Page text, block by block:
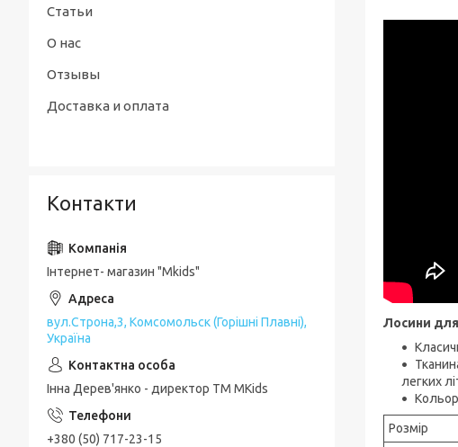
Лосини
легких
Розмір
Статьи
О нас
Отзывы
Доставка и оплата
Контакти
Інтернет- магазин "Mkids"
вул.Строна,3, Комсомольск (Горішні Плавні),
Україна
Інна Дерев'янко - директор TM MKids
+380 (50) 717-23-15